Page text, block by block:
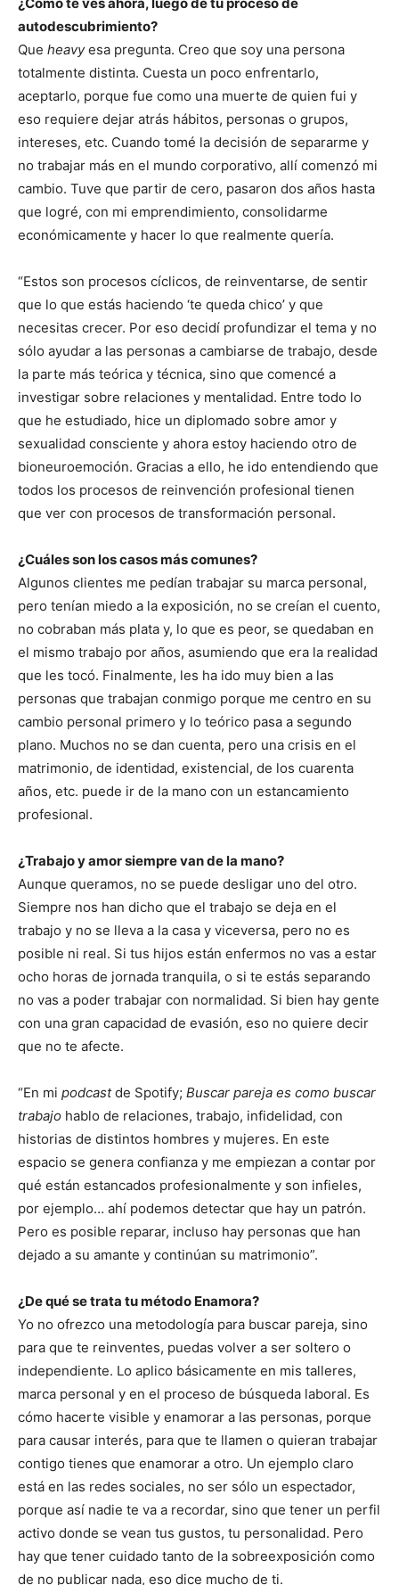
autodescubrimiento?
Que heavyesa pregunta. Creo que soy una persona
totalmente distinta. Cuesta un poco enfrentarlo,
aceptarlo, porque fue como una muerte de quien fui y
eso requiere dejar atrás hábitos, personas o grupos,
intereses, etc. Cuando tomé la decisión de separarme y
no trabajar más en el mundo corporativo, allí comenzó mi
cambio. Tuve que partir de cero, pasaron dos años hasta
que logré, con mi emprendimiento, consolidarme
económicamente y hacer lo que realmente quería.
“Estos son procesos cíclicos, de reinventarse, de sentir
que lo que estás haciendo ‘te queda chico’ y que
necesitas crecer. Por eso decidí profundizar el tema y no
sólo ayudar a las personas a cambiarse de trabajo, desde
la parte más teórica y técnica, sino que comencé a
investigar sobre relaciones y mentalidad. Entre todo lo
que he estudiado, hice un diplomado sobre amor y
sexualidad consciente y ahora estoy haciendo otro de
bioneuroemoción. Gracias a ello, he ido entendiendo que
todos los procesos de reinvención profesional tienen
que ver con procesos de transformación personal.
¿Cuáles son los casos más comunes?
Algunos clientes me pedían trabajar su marca personal,
pero tenían miedo a la exposición, no se creían el cuento,
no cobraban más plata y, lo que es peor, se quedaban en
el mismo trabajo por años, asumiendo que era la realidad
que les tocó. Finalmente, les ha ido muy bien a las
personas que trabajan conmigo porque me centro en su
cambio personal primero y lo teórico pasa a segundo
plano. Muchos no se dan cuenta, pero una crisis en el
matrimonio, de identidad, existencial, de los cuarenta
años, etc. puede ir de la mano con un estancamiento
profesional.
¿Trabajo y amor siempre van de la mano?
Aunque queramos, no se puede desligar uno del otro.
Siempre nos han dicho que el trabajo se deja en el
trabajo y no se lleva a la casa y viceversa, pero no es
posible ni real. Si tus hijos están enfermos no vas a estar
ocho horas de jornada tranquila, o si te estás separando
no vas a poder trabajar con normalidad. Si bien hay gente
con una gran capacidad de evasión, eso no quiere decir
que no te afecte.
“En mi podcastde Spotify; Buscar pareja es como buscar
trabajo hablo de relaciones, trabajo, infidelidad, con
historias de distintos hombres y mujeres. En este
espacio se genera confianza y me empiezan a contar por
qué están estancados profesionalmente y son infieles,
por ejemplo… ahí podemos detectar que hay un patrón.
Pero es posible reparar, incluso hay personas que han
dejado a su amante y continúan su matrimonio”.
¿De qué se trata tu método Enamora?
Yo no ofrezco una metodología para buscar pareja, sino
para que te reinventes, puedas volver a ser soltero o
independiente. Lo aplico básicamente en mis talleres,
marca personal y en el proceso de búsqueda laboral. Es
cómo hacerte visible y enamorar a las personas, porque
para causar interés, para que te llamen o quieran trabajar
contigo tienes que enamorar a otro. Un ejemplo claro
está en las redes sociales, no ser sólo un espectador,
porque así nadie te va a recordar, sino que tener un perfil
activo donde se vean tus gustos, tu personalidad. Pero
hay que tener cuidado tanto de la sobreexposición como
de no publicar nada, eso dice mucho de ti.